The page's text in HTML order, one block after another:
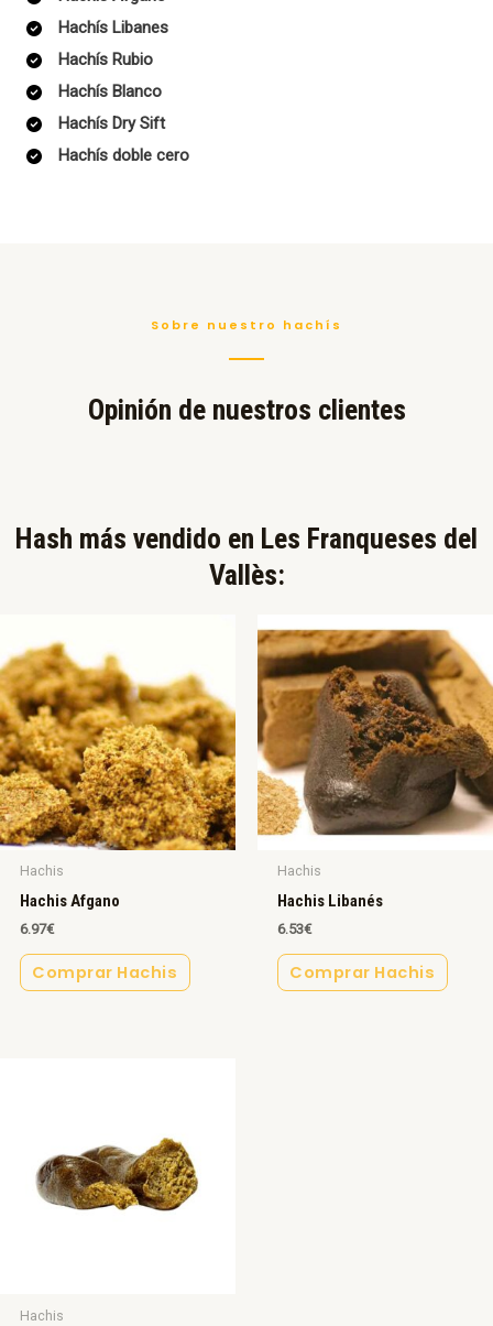
Hachís Libanes
Hachís Rubio
Hachís Blanco
Hachís Dry Sift
Hachís doble cero
Sobre nuestro hachís
Opinión de nuestros clientes
Hash más vendido en Les Franqueses del
Vallès:​
Hachis
Hachis Afgano
6.97€
Comprar Hachis
Hachis
Hachis Libanés
6.53€
Comprar Hachis
Hachis